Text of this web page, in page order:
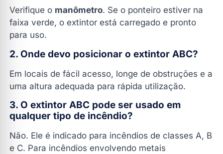
Verifique o manômetro. Se o ponteiro estiver na
faixa verde, o extintor está carregado e pronto
para uso.
2. Onde devo posicionar o extintor ABC?
Em locais de fácil acesso, longe de obstruções e a
uma altura adequada para rápida utilização.
3. O extintor ABC pode ser usado em
qualquer tipo de incêndio?
Não. Ele é indicado para incêndios de classes A, B
e C. Para incêndios envolvendo metais